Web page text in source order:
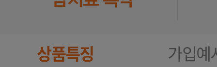
상품특징 가입예